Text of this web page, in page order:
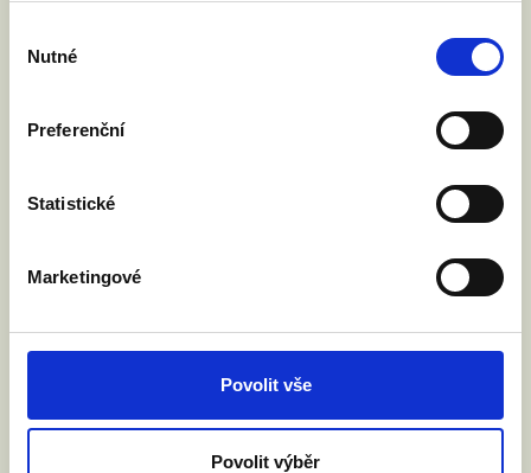
souhlasu
Nutné
Preferenční
Statistické
Marketingové
Povolit vše
Povolit výběr